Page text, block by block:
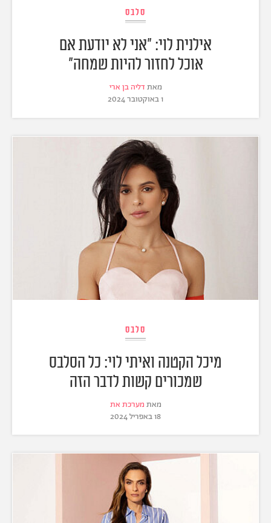
סלבס
אילנית לוי: "אני לא יודעת אם
אוכל לחזור להיות שמחה"
מאת דליה בן ארי
1 באוקטובר 2024
סלבס
מיכל הקטנה ואיתי לוי: כל הסלבס
שמכורים קשות לדבר הזה
מאת מערכת את
18 באפריל 2024